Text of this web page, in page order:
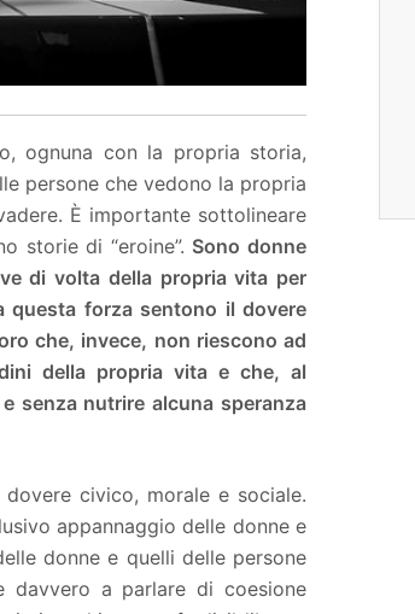
ognuna con la propria storia,
persone che vedono la propria
È importante sottolineare
storie di “eroine”. Sono donne
di volta della propria vita per
questa forza sentono il dovere
che, invece, non riescono ad
della propria vita e che, al
senza nutrire alcuna speranza
civico, morale e sociale.
appannaggio delle donne e
donne e quelli delle persone
a parlare di coesione